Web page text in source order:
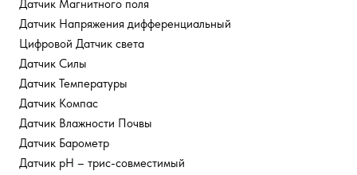
Датчик Магнитного поля
Датчик Напряжения дифференциальный
Цифровой Датчик света
Датчик Силы
Датчик Температуры
Датчик Компас
Датчик Влажности Почвы
Датчик Барометр
Датчик рН – трис-совместимый